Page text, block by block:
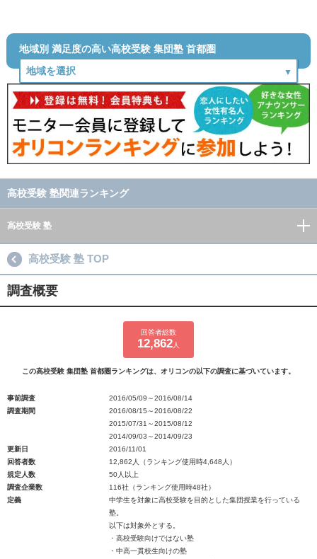
地域別 満足度の高い高校受験 集団塾 首都圏
高校受験 塾関連ランキング
高校受験 塾
高校受験 塾 TOP
調査概要
回答者総数
12,862 人
この高校受験 集団塾 首都圏ランキングは、オリコンの以下の調査に基づいています。
事前調査
2016/05/09～2016/08/14
調査期間
2016/08/15～2016/08/22
2015/07/31～2015/08/12
2014/09/03～2014/09/23
更新日
2016/11/01
回答者数
12,862人（ランキング使用時4,648人）
規定人数
50人以上
調査企業数
116社（ランキング使用時48社）
定義
中学生を対象に高校受験を目的とした集団授業を行っている
塾。
以下は対象外とする。
・高校受験向けではない塾
・中高一貫校生向けの塾